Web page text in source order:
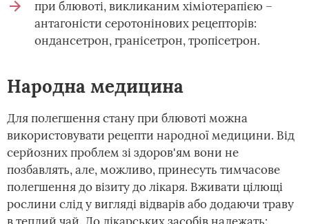
при блювоті, викликаним хіміотерапією –
антагоністи серотонінових рецепторів:
ондансетрон, гранісетрон, тропісетрон.
Народна медицина
Для полегшення стану при блювоті можна
використовувати рецепти народної медицини. Від
серйозних проблем зі здоров'ям вони не
позбавлять, але, можливо, принесуть тимчасове
полегшення до візиту до лікаря. Вживати цілющі
рослини слід у вигляді відварів або додаючи траву